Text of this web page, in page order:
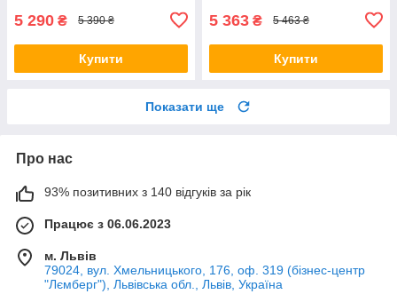
5 290 ₴ 5 390 ₴
Купити
5 363 ₴ 5 463 ₴
Купити
Показати ще
Про нас
93% позитивних з 140 відгуків за рік
Працює з 06.06.2023
м. Львів
79024, вул. Хмельницького, 176, оф. 319 (бізнес-центр
"Лємберг"), Львівська обл., Львів, Україна